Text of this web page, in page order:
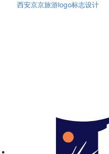
西安京京旅游logo标志设计